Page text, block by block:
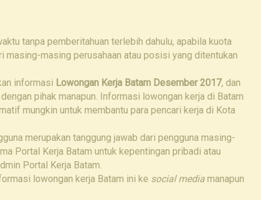
tanpa pemberitahuan terlebih dahulu, apabila kuota
masing-masing perusahaan atau posisi yang ditentukan
informasi Lowongan Kerja Batam Desember 2017, dan
pihak manapun. Informasi lowongan kerja di Batam
mungkin untuk membantu para pencari kerja di Kota
merupakan tanggung jawab dari pengguna masing-
Portal Kerja Batam untuk kepentingan pribadi atau
Portal Kerja Batam.
lowongan kerja Batam ini ke social media manapun